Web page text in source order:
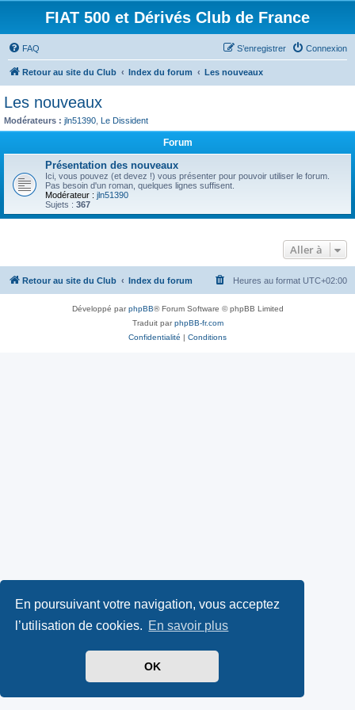
En poursuivant votre navigation, vous acceptez
l’utilisation de cookies. En savoir plus
OK
FIAT 500 et Dérivés Club de France
FAQ Connexion
S’enregistrer
Retour au site du Club Index du forum Les nouveaux
Les nouveaux
Modérateurs : jln51390 Le Dissident
Forum
Présentation des nouveaux
Ici, vous pouvez (et devez !) vous présenter pour pouvoir utiliser le forum.
Pas besoin d'un roman, quelques lignes suffisent.
Modérateur : jln51390
Sujets : 367
Aller à
Retour au site du Club Index du forum Heures au format UTC+02:00
Développé parphpBB® Forum Software © phpBB Limited
Traduit parphpBB-fr.com
Confidentialité | Conditions